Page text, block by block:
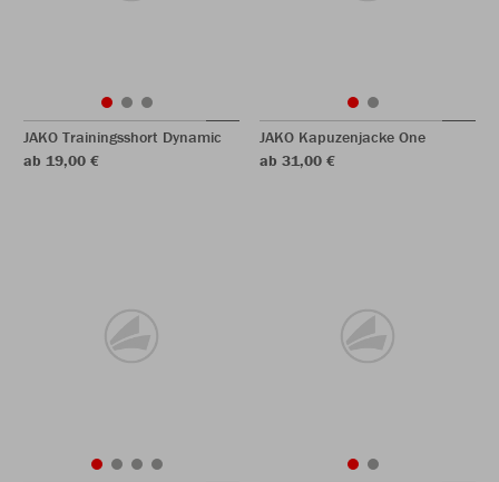
JAKO Trainingsshort Dynamic
ab 19,00 €
JAKO Kapuzenjacke One
ab 31,00 €